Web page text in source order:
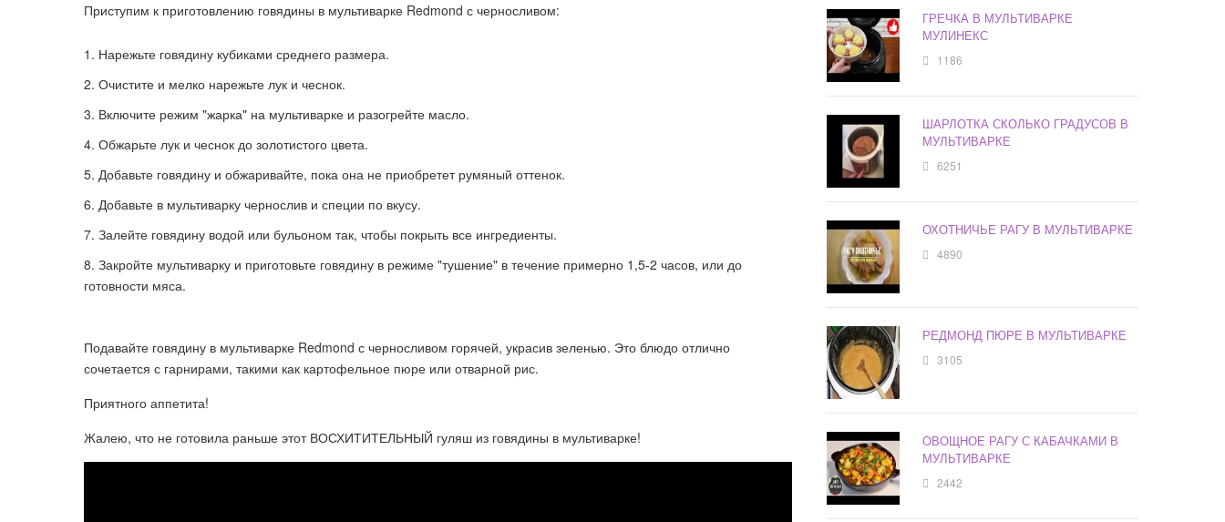
Приступим к приготовлению говядины в мультиварке Redmond с черносливом:
Нарежьте говядину кубиками среднего размера.
Очистите и мелко нарежьте лук и чеснок.
Включите режим "жарка" на мультиварке и разогрейте масло.
Обжарьте лук и чеснок до золотистого цвета.
Добавьте говядину и обжаривайте, пока она не приобретет румяный оттенок.
Добавьте в мультиварку чернослив и специи по вкусу.
Залейте говядину водой или бульоном так, чтобы покрыть все ингредиенты.
Закройте мультиварку и приготовьте говядину в режиме "тушение" в течение примерно 1,5-2 часов, или до
готовности мяса.
Подавайте говядину в мультиварке Redmond с черносливом горячей, украсив зеленью. Это блюдо отлично
сочетается с гарнирами, такими как картофельное пюре или отварной рис.
Приятного аппетита!
Жалею, что не готовила раньше этот ВОСХИТИТЕЛЬНЫЙ гуляш из говядины в мультиварке!
ГРЕЧКА В МУЛЬТИВАРКЕ
МУЛИНЕКС
1186
ШАРЛОТКА СКОЛЬКО ГРАДУСОВ В
МУЛЬТИВАРКЕ
6251
ОХОТНИЧЬЕ РАГУ В МУЛЬТИВАРКЕ
4890
РЕДМОНД ПЮРЕ В МУЛЬТИВАРКЕ
3105
ОВОЩНОЕ РАГУ С КАБАЧКАМИ В
МУЛЬТИВАРКЕ
2442